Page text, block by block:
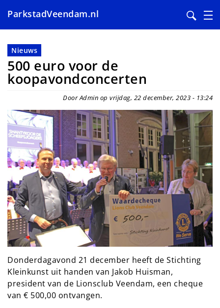
en
naar
de
inhoud
ParkstadVeendam.nl
Nieuws
500 euro voor de
koopavondconcerten
Door Admin op vrijdag, 22 december, 2023 - 13:24
Donderdagavond 21 december heeft de Stichting
Kleinkunst uit handen van Jakob Huisman,
president van de Lionsclub Veendam, een cheque
van € 500,00 ontvangen.